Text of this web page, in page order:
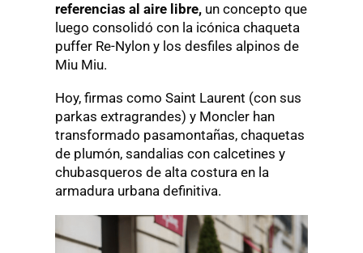
referencias al aire libre,un concepto que
luego consolidó con la icónica chaqueta
puffer Re-Nylon y los desfiles alpinos de
Miu Miu.
Hoy, firmas como Saint Laurent (con sus
parkas extragrandes) y Moncler han
transformado pasamontañas, chaquetas
de plumón, sandalias con calcetines y
chubasqueros de alta costura en la
armadura urbana definitiva.